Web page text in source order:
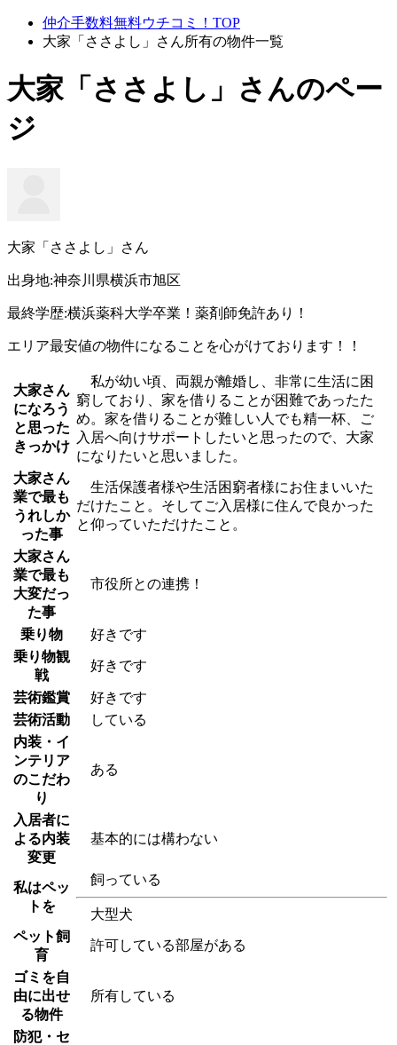
仲介手数料無料ウチコミ！TOP
大家「ささよし」さん所有の物件一覧
大家「ささよし」さんのペー
ジ
大家「ささよし」さん
出身地:神奈川県横浜市旭区
最終学歴:横浜薬科大学卒業！薬剤師免許あり！
エリア最安値の物件になることを心がけております！！
大家さん
になろう
と思った
きっかけ
私が幼い頃、両親が離婚し、非常に生活に困
窮しており、家を借りることが困難であったた
め。家を借りることが難しい人でも精一杯、ご
入居へ向けサポートしたいと思ったので、大家
になりたいと思いました。
大家さん
業で最も
うれしか
った事
生活保護者様や生活困窮者様にお住まいいた
だけたこと。そしてご入居様に住んで良かった
と仰っていただけたこと。
大家さん
業で最も
大変だっ
た事
市役所との連携！
乗り物
好きです
乗り物観
戦
好きです
芸術鑑賞
好きです
芸術活動
している
内装・イ
ンテリア
のこだわ
り
ある
入居者に
よる内装
変更
基本的には構わない
私はペッ
トを
飼っている
大型犬
ペット飼
育
許可している部屋がある
ゴミを自
由に出せ
る物件
所有している
防犯・セ